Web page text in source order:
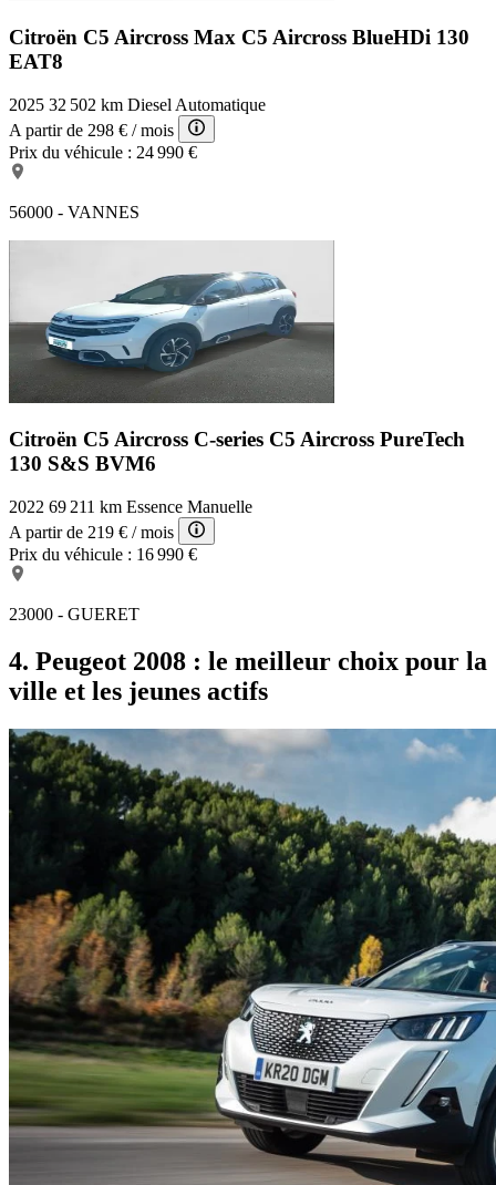
Citroën C5 Aircross Max C5 Aircross BlueHDi 130
EAT8
2025 32 502 km Diesel Automatique
A partir de 298 € / mois
Prix du véhicule : 24 990 €
56000 - VANNES
Citroën C5 Aircross C-series C5 Aircross PureTech
130 S&S BVM6
2022 69 211 km Essence Manuelle
A partir de 219 € / mois
Prix du véhicule : 16 990 €
23000 - GUERET
4. Peugeot 2008 : le meilleur choix pour la
ville et les jeunes actifs